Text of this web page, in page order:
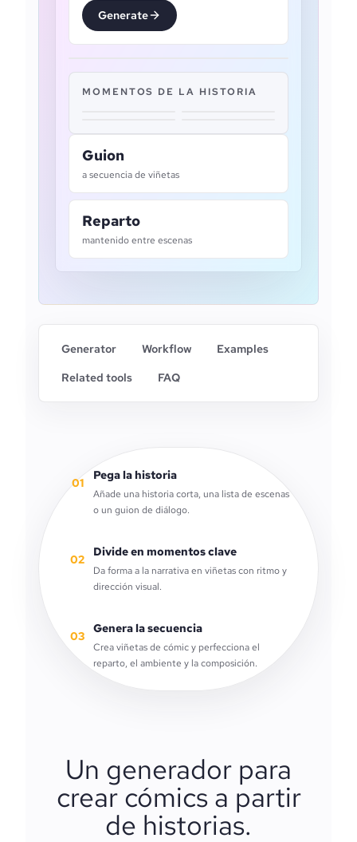
Generate
MOMENTOS DE LA HISTORIA
Guion
a secuencia de viñetas
Reparto
mantenido entre escenas
Generator Workflow
Examples
Related tools
FAQ
01
Pega la historia
Añade una historia corta, una lista de escenas
o un guion de diálogo.
02
Divide en momentos clave
Da forma a la narrativa en viñetas con ritmo y
dirección visual.
03
Genera la secuencia
Crea viñetas de cómic y perfecciona el
reparto, el ambiente y la composición.
Un generador para
crear cómics a partir
de historias.